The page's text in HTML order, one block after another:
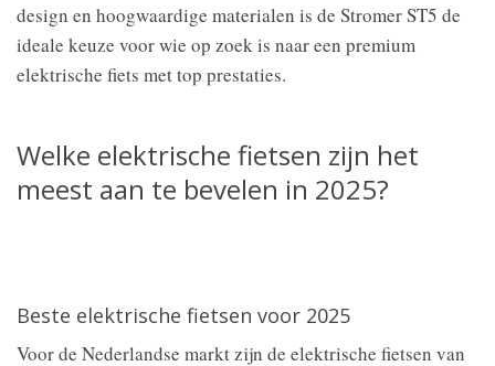
design en hoogwaardige materialen is de Stromer ST5 de
ideale keuze voor wie op zoek is naar een premium
elektrische fiets met top prestaties.
Welke elektrische fietsen zijn het
meest aan te bevelen in 2025?
Beste elektrische fietsen voor 2025
Voor de Nederlandse markt zijn de elektrische fietsen van